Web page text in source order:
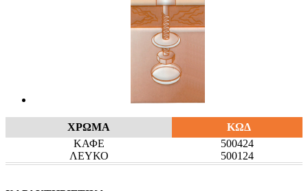
ΧΡΩΜΑ
ΚΩΔ
ΚΑΦΕ
500424
ΛΕΥΚΟ
500124